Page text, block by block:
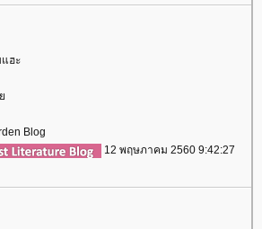
ฮะ
Blog
12 พฤษภาคม 2560 9:42:27